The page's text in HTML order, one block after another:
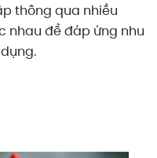
thông qua nhiều
nhau để đáp ứng nhu